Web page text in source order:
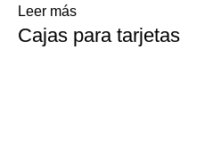
Leer más
Cajas para tarjetas